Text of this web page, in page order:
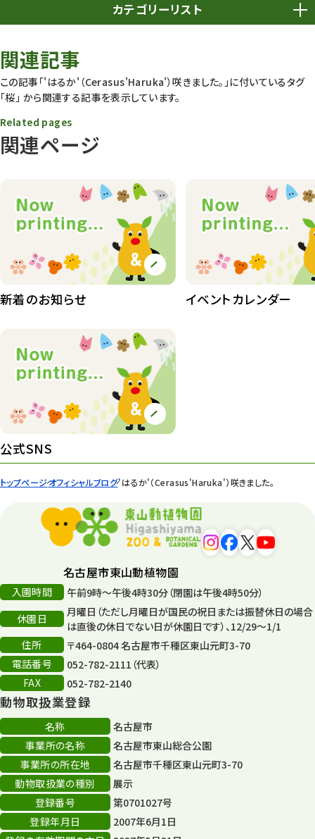
トップページオフィシャルブログ'はるか'（Cerasus'Haruka'）咲きました。
カテゴリーリスト
動物園
動物園長のZooコラム
動物園その他
407
植物園長の庭
植物園 その他 423
83
イベント
園内の様子
遊園地 6
平和公園
再生
再生フォーラム 14
80周年
その他
その他イベント
スカイタワー
年末年始のイベント
秋まつり
関連記事
この記事「'はるか'（Cerasus'Haruka'）咲きました。」に付いているタグ
「桜」 から関連する記事を表示しています。
関連ページ
Related pages
新着のお知らせ イベントカレンダー
公式SNS
名古屋市東山動植物園
入園時間
午前9時～午後4時30分（閉園は午後4時50分）
休園日
月曜日（ただし月曜日が国民の祝日または振替休日の場合
は直後の休日でない日が休園日です）、12/29～1/1
住所
〒464-0804 名古屋市千種区東山元町3-70
電話番号
052-782-2111（代表）
FAX
052-782-2140
動物取扱業登録
名称
名古屋市
事業所の名称
名古屋市東山総合公園
事業所の所在地
名古屋市千種区東山元町3-70
動物取扱業の種別
展示
登録番号
第0701027号
登録年月日
2007年6月1日